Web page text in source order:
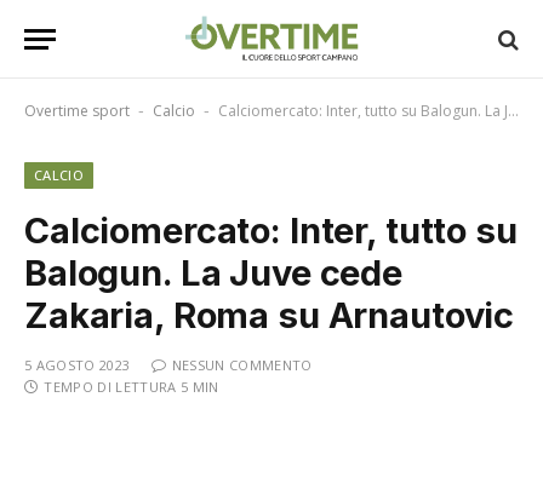
Overtime sport - Calcio - Calciomercato: Inter, tutto su Balogun. La Juve cede Zakaria, Roma su Arnautovic
CALCIO
Calciomercato: Inter, tutto su
Balogun. La Juve cede
Zakaria, Roma su Arnautovic
5 AGOSTO 2023
NESSUN COMMENTO
TEMPO DI LETTURA 5 MIN